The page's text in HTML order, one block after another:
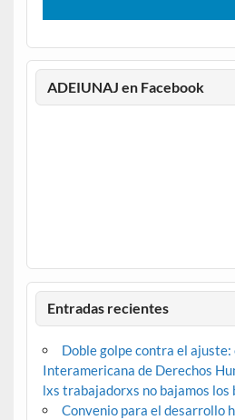
ADEIUNAJ en Facebook
Entradas recientes
Doble golpe contra el ajuste:
Interamericana de Derechos
lxs trabajadorxs no bajamos los
Convenio para el desarrollo